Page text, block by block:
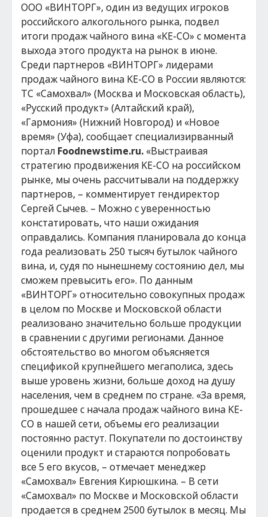
ООО «ВИНТОРГ», один из ведущих игроков
российского алкогольного рынка, подвел
итоги продаж чайного вина «KE-CO» с момента
выхода этого продукта на рынок в июне.
Среди партнеров «ВИНТОРГ» лидерами
продаж чайного вина KE-CO в России являются:
ТС «Самохвал» (Москва и Московская область),
«Русский продукт» (Алтайский край),
«Гармония» (Нижний Новгород) и «Новое
время» (Уфа), сообщает специализирванный
портал Foodnewstime.ru. «Выстраивая
стратегию продвижения KE-CO на российском
рынке, мы очень рассчитывали на поддержку
партнеров, – комментирует гендиректор
Сергей Сычев. – Можно с уверенностью
констатировать, что наши ожидания
оправдались. Компания планировала до конца
года реализовать 250 тысяч бутылок чайного
вина, и, судя по нынешнему состоянию дел, мы
сможем превысить его». По данным
«ВИНТОРГ» относительно совокупных продаж
в целом по Москве и Московской области
реализовано значительно больше продукции
в сравнении с другими регионами. Данное
обстоятельство во многом объясняется
спецификой крупнейшего мегаполиса, здесь
выше уровень жизни, больше доход на душу
населения, чем в среднем по стране. «За время,
прошедшее с начала продаж чайного вина KE-
CO в нашей сети, объемы его реализации
постоянно растут. Покупатели по достоинству
оценили продукт и стараются попробовать
все 5 его вкусов, – отмечает менеджер
«Самохвал» Евгения Кирюшкина. – В сети
«Самохвал» по Москве и Московской области
продается в среднем 2500 бутылок в месяц. Мы